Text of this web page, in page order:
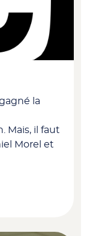
la
Mais, il faut
Morel et